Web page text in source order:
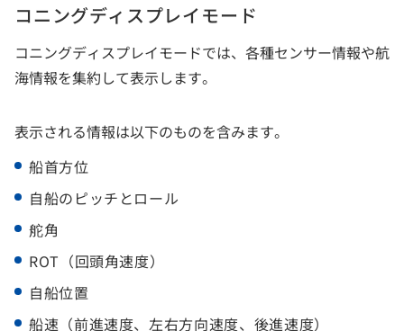
コニングディスプレイモード
コニングディスプレイモードでは、各種センサー情報や航
海情報を集約して表示します。
表示される情報は以下のものを含みます。
船首方位
自船のピッチとロール
舵角
ROT（回頭角速度）
自船位置
船速（前進速度、左右方向速度、後進速度）